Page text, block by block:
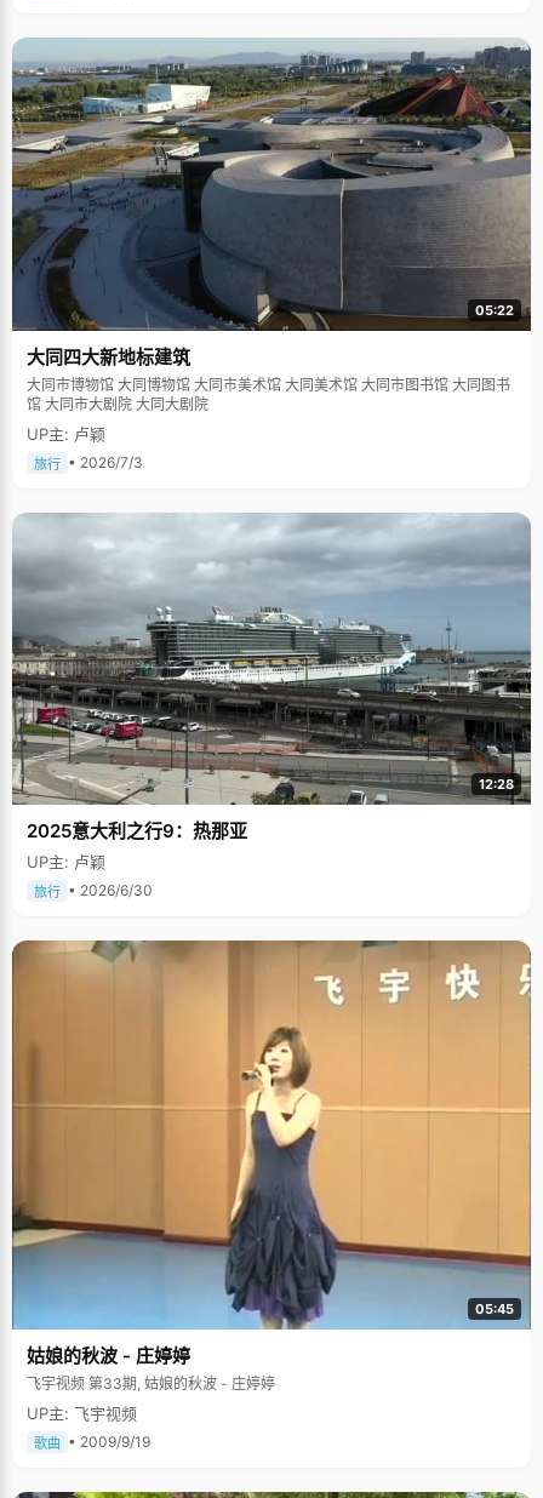
05:22
大同四大新地标建筑
大同市博物馆 大同博物馆 大同市美术馆 大同美术馆 大同市图书馆 大同图书
馆 大同市大剧院 大同大剧院
UP主: 卢颖
旅行 • 2026/7/3
12:28
2025意大利之行9：热那亚
UP主: 卢颖
旅行 • 2026/6/30
05:45
姑娘的秋波 - 庄婷婷
飞宇视频 第33期, 姑娘的秋波 - 庄婷婷
UP主: 飞宇视频
歌曲 • 2009/9/19